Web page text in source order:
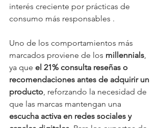
interés creciente por prácticas de
consumo más responsables .
Uno de los comportamientos más
marcados proviene de los millennials,
ya que el 21% consulta reseñas o
recomendaciones antes de adquirir un
producto, reforzando la necesidad de
que las marcas mantengan una
escucha activa en redes sociales y